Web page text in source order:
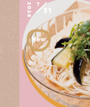
2026 7
31